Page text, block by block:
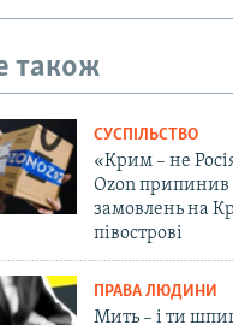
також
СУСПІЛЬСТВО
«Крим – не
Ozon
замовлень на
півострові
ПРАВА ЛЮДИНИ
Мить – і ти